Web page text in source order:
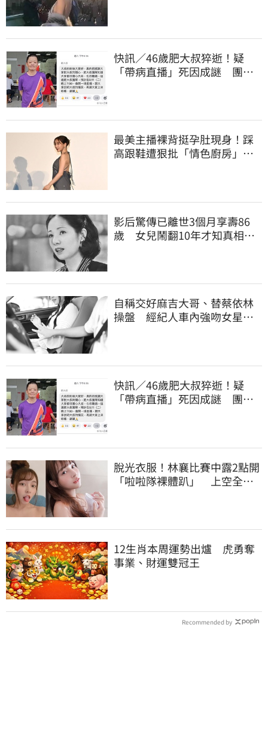
快訊／46歲肥大叔猝逝！疑
「帶病直播」死因成謎 團隊
最美主播裸背挺孕肚現身！踩
高跟鞋遭狠批「情色廚房」：
影后驚傳已離世3個月享壽86
歲 女兒鬧翻10年才知真相
自稱交好麻吉大哥、替蔡依林
操盤 經紀人車內強吻女星挨
快訊／46歲肥大叔猝逝！疑
「帶病直播」死因成謎 團隊
脫光衣服！林襄比賽中露2點開
「啦啦隊裸體趴」 上空全裸
12生肖本周運勢出爐 虎勇奪
事業、財運雙冠王
Recommended by